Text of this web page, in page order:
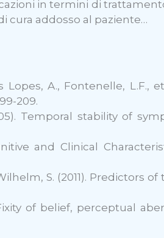
in termini di
cura addosso al paziente…
Lopes, A., Fontenelle,
209.
Temporal stability of
and Clinical
Wilhelm, S. (2011).
Fixity of belief, perceptual